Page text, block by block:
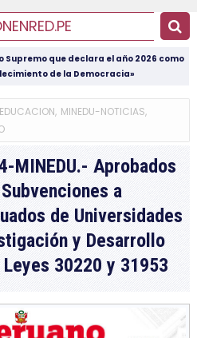
Supremo que declara el año 2026 como
de la Democracia»
EDUCACION, MINEDU-NOTICIAS,
MINEDU.- Aprobados
a
de Universidades
y Desarrollo
30220 y 31953